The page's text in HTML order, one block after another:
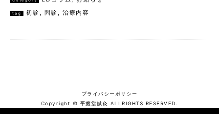
tag 初診 , 問診 , 治療内容
プライバシーポリシー
Copyright © 平癒堂鍼灸 ALLRIGHTS RESERVED.